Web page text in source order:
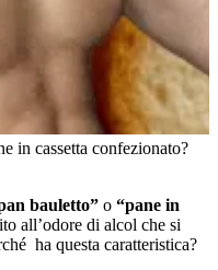
in cassetta confezionato?
bauletto” o “pane in
all’odore di alcol che si
ha questa caratteristica?